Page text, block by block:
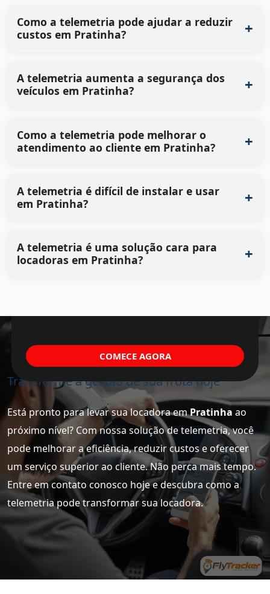
Como a telemetria pode ajudar a reduzir
custos em Pratinha?
A telemetria aumenta a segurança dos
veículos em Pratinha?
Como a telemetria pode melhorar o
atendimento ao cliente em Pratinha?
A telemetria é difícil de instalar e usar
em Pratinha?
A telemetria é uma solução cara para
locadoras em Pratinha?
Transforme a gestão de sua frota hoje
Está pronto para levar sua locadora emPratinha ao
próximo nível? Com nossa solução de telemetria, você
pode melhorar a eficiência, reduzir custos e oferecer
um serviço superior ao cliente. Não perca mais tempo.
Entre em contato conosco hoje e descubra como a
telemetria pode transformar sua locadora.
COMECE AGORA